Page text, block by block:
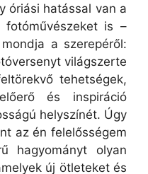
óriási hatással van a
fotóművészeket is –
a szerepéről:
világszerte
tehetségek,
és inspiráció
helyszínét. Úgy
az én felelősségem
hagyományt olyan
új ötleteket és